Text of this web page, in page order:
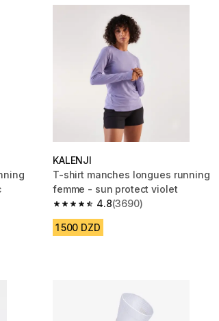
KALENJI
T-shirt manches longues running
femme - sun protect violet
4.8
4.8 out of 5 stars from 3690 reviews
(3690)
1 500 DZD